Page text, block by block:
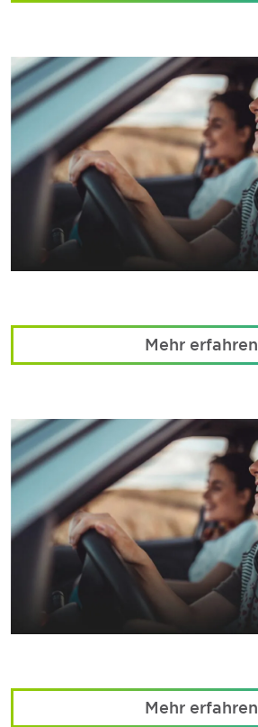
Mehr erfahren
Mehr erfahren